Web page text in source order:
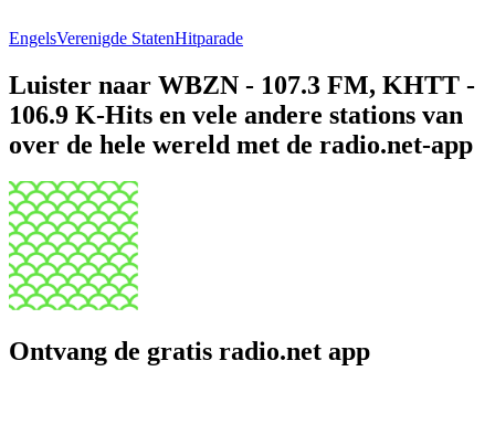
EngelsVerenigde StatenHitparade
Luister naar WBZN - 107.3 FM, KHTT -
106.9 K-Hits en vele andere stations van
over de hele wereld met de radio.net-app
Ontvang de gratis radio.net app